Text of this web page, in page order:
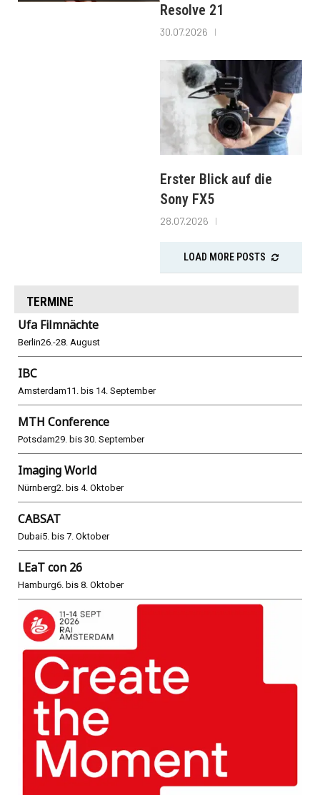
Resolve 21
30.07.2026
Erster Blick auf die
Sony FX5
28.07.2026
LOAD MORE POSTS
TERMINE
Ufa Filmnächte
Berlin26.-28. August
IBC
Amsterdam11. bis 14. September
MTH Conference
Potsdam29. bis 30. September
Imaging World
Nürnberg2. bis 4. Oktober
CABSAT
Dubai5. bis 7. Oktober
LEaT con 26
Hamburg6. bis 8. Oktober